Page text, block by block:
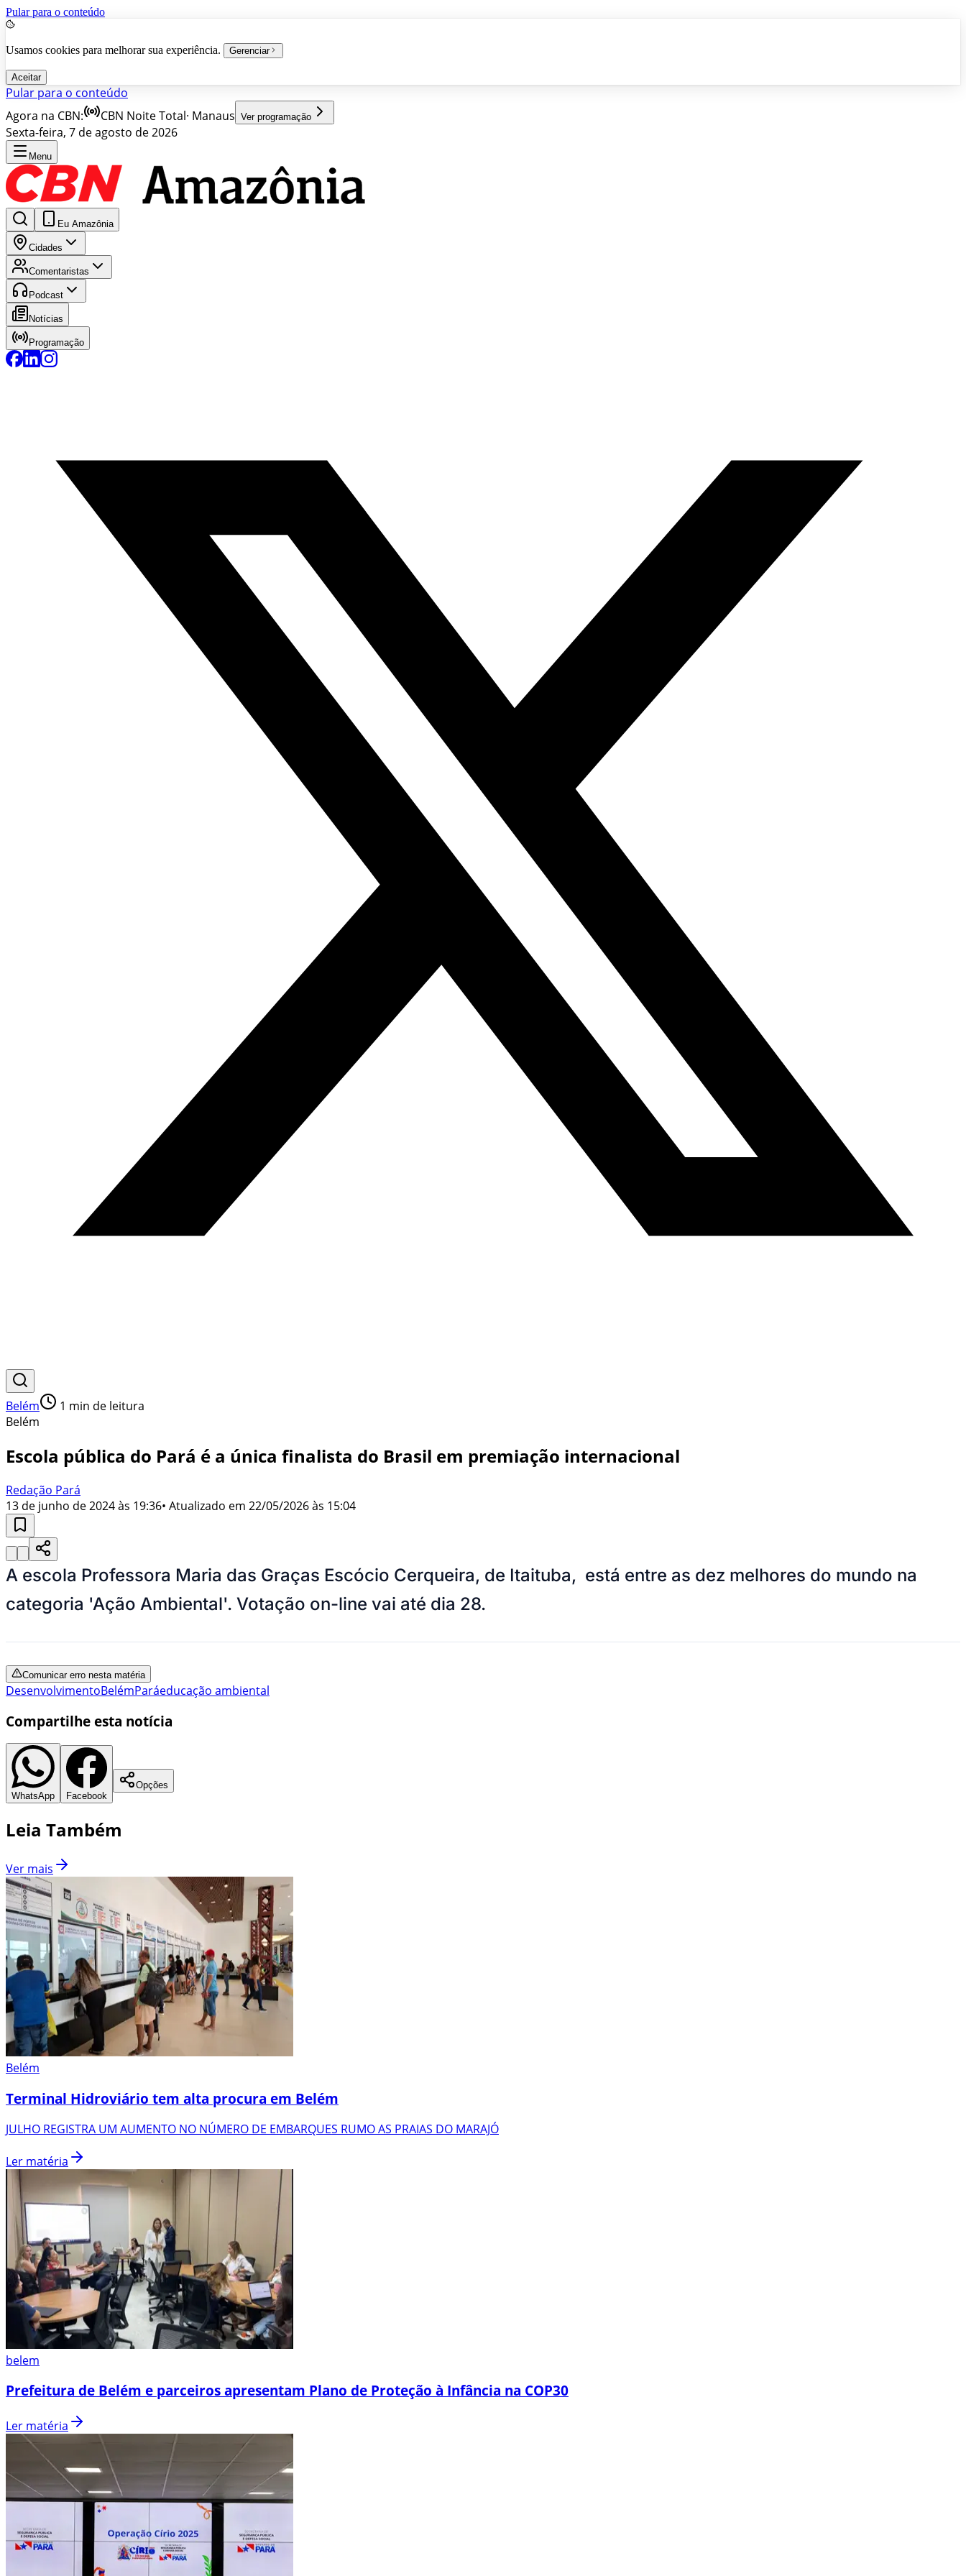
Pular para o conteúdo
Usamos cookies para melhorar sua experiência. Gerenciar
Aceitar
Pular para o conteúdo
Agora na CBN:
CBN Noite Total· Manaus Ver programação
Sexta-feira, 7 de agosto de 2026
Menu
Eu Amazônia
Cidades
Comentaristas
Podcast
Notícias
Programação
Belém 1 min de leitura
Belém
Escola pública do Pará é a única finalista do Brasil em premiação internacional
Redação Pará
13 de junho de 2024 às 19:36• Atualizado em 22/05/2026 às 15:04
A escola Professora Maria das Graças Escócio Cerqueira, de Itaituba, está entre as dez melhores do mundo na
categoria 'Ação Ambiental'. Votação on-line vai até dia 28.
Comunicar erro nesta matéria
DesenvolvimentoBelémParáeducação ambiental
Compartilhe esta notícia
WhatsApp Facebook
Opções
Leia Também
Ver mais
Belém
Terminal Hidroviário tem alta procura em Belém
JULHO REGISTRA UM AUMENTO NO NÚMERO DE EMBARQUES RUMO AS PRAIAS DO MARAJÓ
Ler matéria
belem
Prefeitura de Belém e parceiros apresentam Plano de Proteção à Infância na COP30
Ler matéria